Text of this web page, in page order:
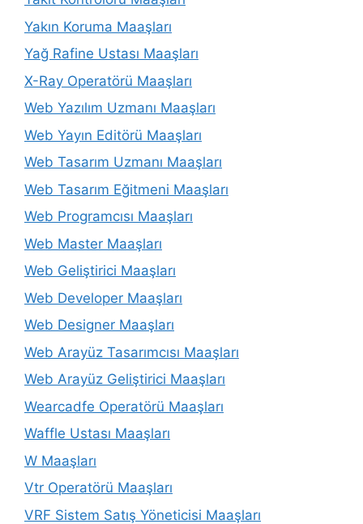
Yakın Koruma Maaşları
Yağ Rafine Ustası Maaşları
X-Ray Operatörü Maaşları
Web Yazılım Uzmanı Maaşları
Web Yayın Editörü Maaşları
Web Tasarım Uzmanı Maaşları
Web Tasarım Eğitmeni Maaşları
Web Programcısı Maaşları
Web Master Maaşları
Web Geliştirici Maaşları
Web Developer Maaşları
Web Designer Maaşları
Web Arayüz Tasarımcısı Maaşları
Web Arayüz Geliştirici Maaşları
Wearcadfe Operatörü Maaşları
Waffle Ustası Maaşları
W Maaşları
Vtr Operatörü Maaşları
VRF Sistem Satış Yöneticisi Maaşları